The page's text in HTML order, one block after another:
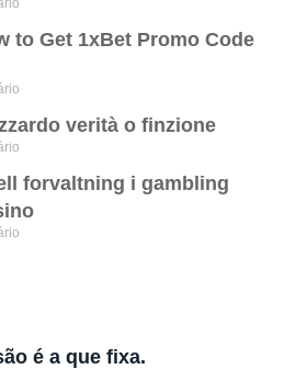
to Get 1xBet Promo Code
verità o finzione
forvaltning i gambling
é a que fixa.